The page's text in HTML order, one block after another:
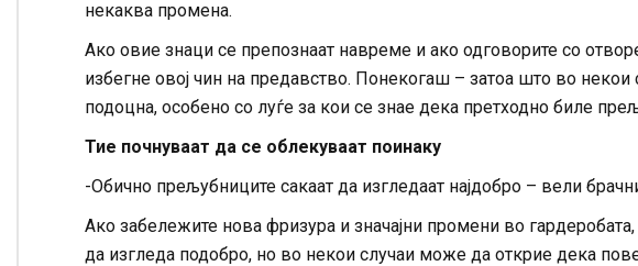
некаква промена.
Ако овие знаци се препознаат навреме и ако одговорите со
избегне овој чин на предавство. Понекогаш – затоа што во
подоцна, особено со луѓе за кои се знае дека претходно биле
Тие почнуваат да се облекуваат поинаку
-Обично прељубниците сакаат да изгледаат најдобро – вели
Ако забележите нова фризура и значајни промени во
да изгледа подобро, но во некои случаи може да открие дека